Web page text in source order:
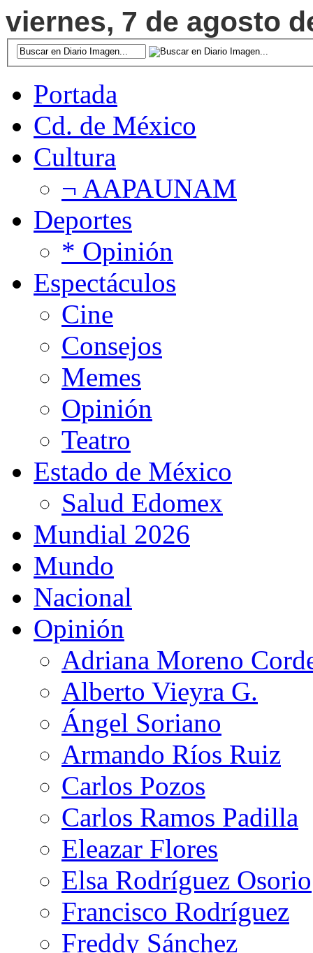
viernes, 7 de agosto
Portada
Cd. de México
Cultura
¬ AAPAUNAM
Deportes
* Opinión
Espectáculos
Cine
Consejos
Memes
Opinión
Teatro
Estado de México
Salud Edomex
Mundial 2026
Mundo
Nacional
Opinión
Adriana Moreno
Alberto Vieyra G.
Ángel Soriano
Armando Ríos Ruiz
Carlos Pozos
Carlos Ramos Padilla
Eleazar Flores
Elsa Rodríguez Osorio
Francisco Rodríguez
Freddy Sánchez